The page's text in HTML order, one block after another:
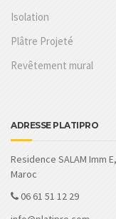
Isolation
Plâtre Projeté
Revêtement mural
ADRESSE PLATIPRO
Residence SALAM Imm
Maroc
06 61 51 12 29